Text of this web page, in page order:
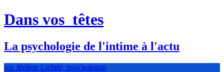
Dans vos têtes
La psychologie de l'intime à l'actu
par Jérôme Lichtlé, psychologue